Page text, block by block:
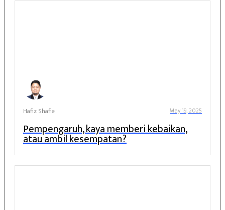
Hafiz Shafie May 19, 2025
Pempengaruh, kaya memberi kebaikan,
atau ambil kesempatan?